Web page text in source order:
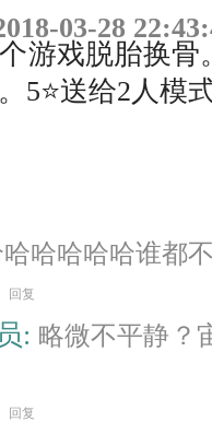
03-28
游戏脱胎换
5⭐送给2人模
哈哈哈哈谁都
回复
: 略微不平静？
回复